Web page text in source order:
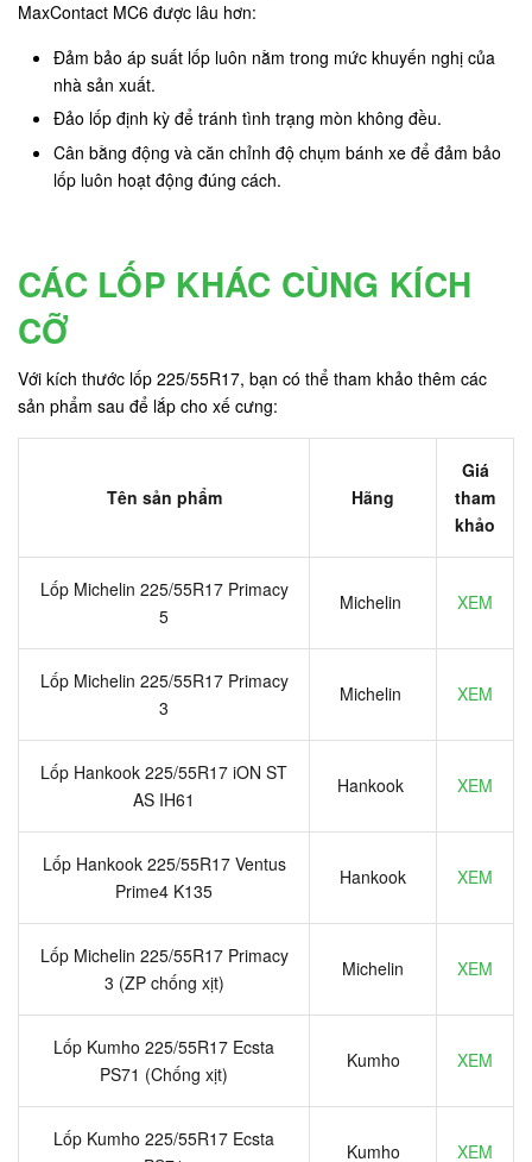
MaxContact MC6 được lâu hơn:
Đảm bảo áp suất lốp luôn nằm trong mức khuyến nghị của
nhà sản xuất.
Đảo lốp định kỳ để tránh tình trạng mòn không đều.
Cân bằng động và căn chỉnh độ chụm bánh xe để đảm bảo
lốp luôn hoạt động đúng cách.
CÁC LỐP KHÁC CÙNG KÍCH
CỠ
Với kích thước lốp 225/55R17, bạn có thể tham khảo thêm các
sản phẩm sau để lắp cho xế cưng:
Tên sản phẩm Hãng
Giá
tham
khảo
Lốp Michelin 225/55R17 Primacy
5
Michelin XEM
Lốp Michelin 225/55R17 Primacy
3
Michelin XEM
Lốp Hankook 225/55R17 iON ST
AS IH61
Hankook XEM
Lốp Hankook 225/55R17 Ventus
Prime4 K135
Hankook XEM
Lốp Michelin 225/55R17 Primacy
3 (ZP chống xịt)
Michelin XEM
Lốp Kumho 225/55R17 Ecsta
PS71 (Chống xịt)
Kumho XEM
Lốp Kumho 225/55R17 Ecsta
Kumho XEM